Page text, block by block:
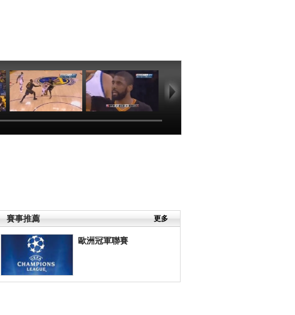
[NBA]庫裏弧頂持
籃得手再加罰
[NBA]格林空位三
籃下2+1回擊
接球飛身暴扣
賽事推薦 更多
歐洲冠軍聯賽